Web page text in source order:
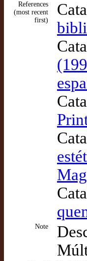
References
(most recent
first)
Note